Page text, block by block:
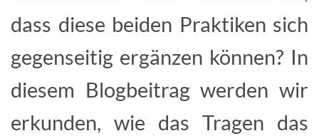
dass diese beiden Praktiken sich
gegenseitig ergänzen können? In
diesem Blogbeitrag werden wir
erkunden, wie das Tragen das